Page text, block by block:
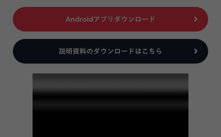
Androidアプリダウンロード
説明資料のダウンロードはこちら